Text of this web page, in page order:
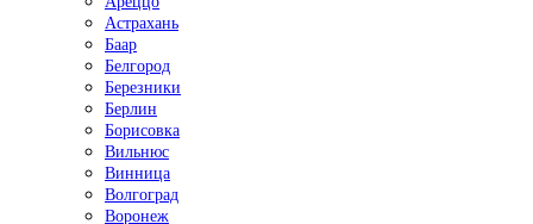
Астрахань
Баар
Белгород
Березники
Берлин
Борисовка
Вильнюс
Винница
Волгоград
Воронеж